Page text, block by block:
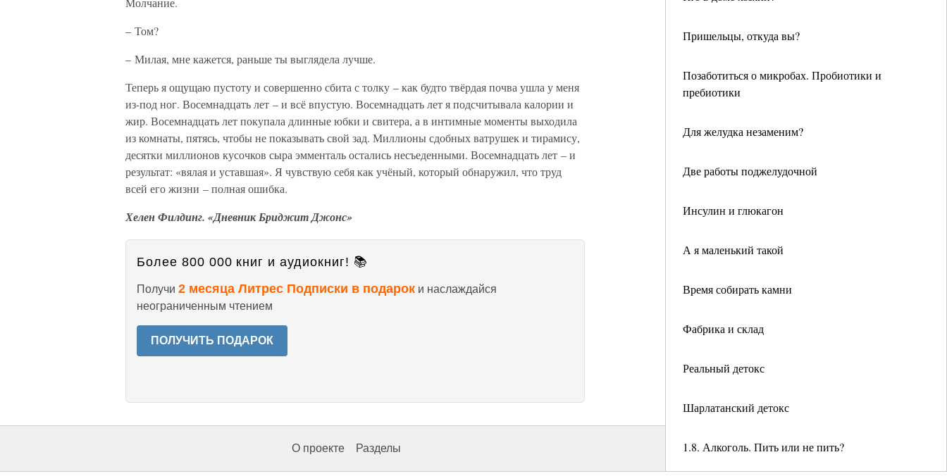
Пришельцы, откуда вы?
Позаботиться о микробах. Пробиотики и
пребиотики
Для желудка незаменим?
Две работы поджелудочной
Инсулин и глюкагон
А я маленький такой
Время собирать камни
Фабрика и склад
Реальный детокс
Шарлатанский детокс
1.8. Алкоголь. Пить или не пить?
– Том?
– Милая, мне кажется, раньше ты выглядела лучше.
Теперь я ощущаю пустоту и совершенно сбита с толку – как будто твёрдая почва ушла у меня
из-под ног. Восемнадцать лет – и всё впустую. Восемнадцать лет я подсчитывала калории и
жир. Восемнадцать лет покупала длинные юбки и свитера, а в интимные моменты выходила
из комнаты, пятясь, чтобы не показывать свой зад. Миллионы сдобных ватрушек и тирамису,
десятки миллионов кусочков сыра эмменталь остались несъеденными. Восемнадцать лет – и
результат: «вялая и уставшая». Я чувствую себя как учёный, который обнаружил, что труд
всей его жизни – полная ошибка.
Хелен Филдинг. «Дневник Бриджит Джонс»
Более 800 000 книг и аудиокниг! 📚
Получи 2 месяца Литрес Подписки в подарок и наслаждайся
неограниченным чтением
ПОЛУЧИТЬ ПОДАРОК
О проекте Разделы